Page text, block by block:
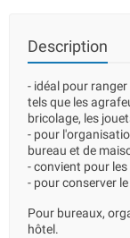
Description
- idéal pour
tels que les
bricolage, les
- pour
bureau et de
- convient pour
- pour conserver
Pour bureaux,
hôtel.